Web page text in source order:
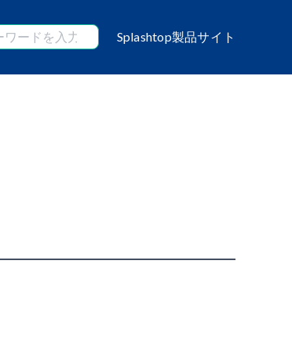
Splashtop製品サイト